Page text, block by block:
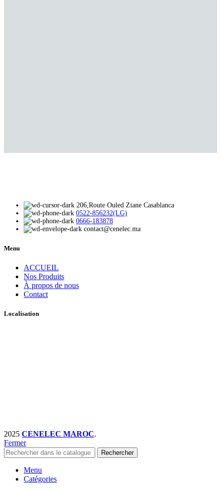
206,Route Ouled Ziane Casablanca
0522-856232(LG)
0666-183878
contact@cenelec.ma
Menu
ACCUEIL
Nos Produits
À propos de nous
Contact
Localisation
2025 CENELEC MAROC.
Fermer
Rechercher
Menu
Catégories